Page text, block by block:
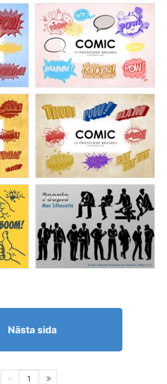
Nästa sida
1